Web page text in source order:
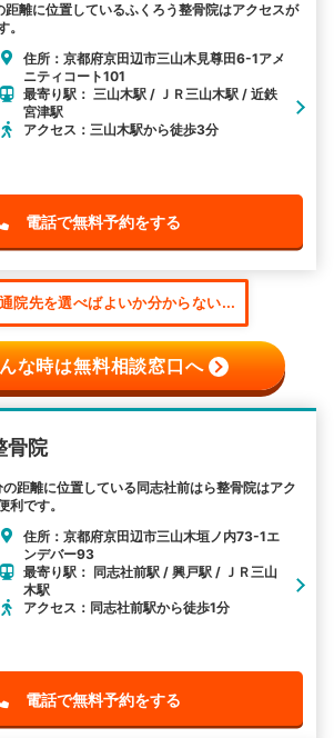
離に位置しているふくろう整骨院はアクセスが
。
住所：京都府京田辺市三山木見尊田6-1アメ
ニティコート101
最寄り駅： 三山木駅 / ＪＲ三山木駅 / 近鉄
宮津駅
アクセス：三山木駅から徒歩3分
電話で無料予約をする
院先を選べばよいか分からない...
な時は無料相談窓口へ
骨院
距離に位置している同志社前はら整骨院はアク
利です。
住所：京都府京田辺市三山木垣ノ内73-1エ
ンデバー93
最寄り駅： 同志社前駅 / 興戸駅 / ＪＲ三山
木駅
アクセス：同志社前駅から徒歩1分
電話で無料予約をする